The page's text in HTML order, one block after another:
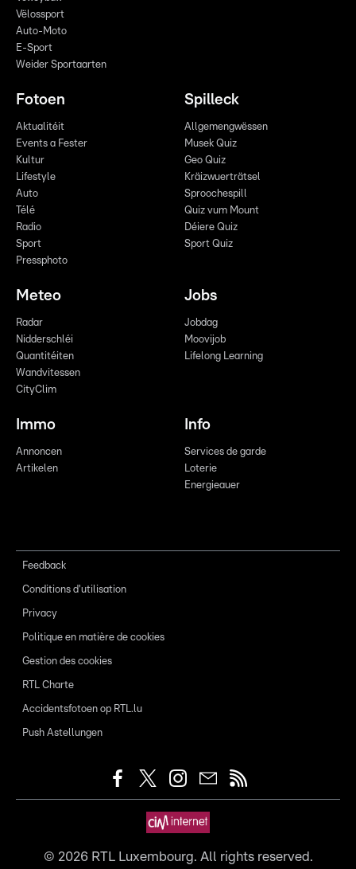
Vëlossport
Auto-Moto
E-Sport
Weider Sportaarten
Fotoen
Aktualitéit
Events a Fester
Kultur
Lifestyle
Auto
Télé
Radio
Sport
Pressphoto
Spilleck
Allgemengwëssen
Musek Quiz
Geo Quiz
Kräizwuerträtsel
Sproochespill
Quiz vum Mount
Déiere Quiz
Sport Quiz
Meteo
Radar
Nidderschléi
Quantitéiten
Wandvitessen
CityClim
Jobs
Jobdag
Moovijob
Lifelong Learning
Immo
Annoncen
Artikelen
Info
Services de garde
Loterie
Energieauer
Feedback
Conditions d'utilisation
Privacy
Politique en matière de cookies
Gestion des cookies
RTL Charte
Accidentsfotoen op RTL.lu
Push Astellungen
© 2026RTL Luxembourg. All rights reserved.